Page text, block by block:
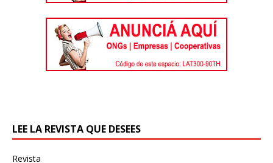
LEE LA REVISTA QUE DESEES
Revista